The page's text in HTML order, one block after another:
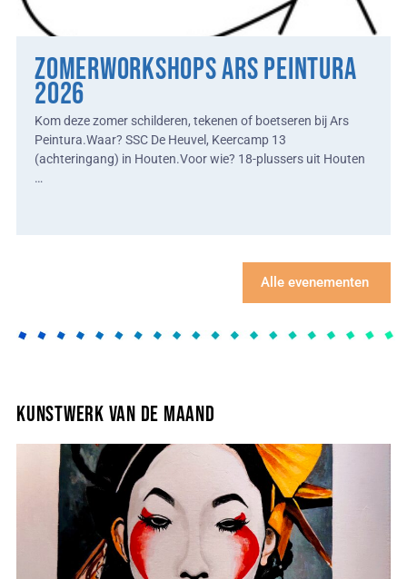
ZOMERWORKSHOPS ARS PEINTURA
2026
Kom deze zomer schilderen, tekenen of boetseren bij Ars
Peintura.Waar? SSC De Heuvel, Keercamp 13
(achteringang) in Houten.Voor wie? 18-plussers uit Houten
…
Alle evenementen
Kunstwerk van de maand